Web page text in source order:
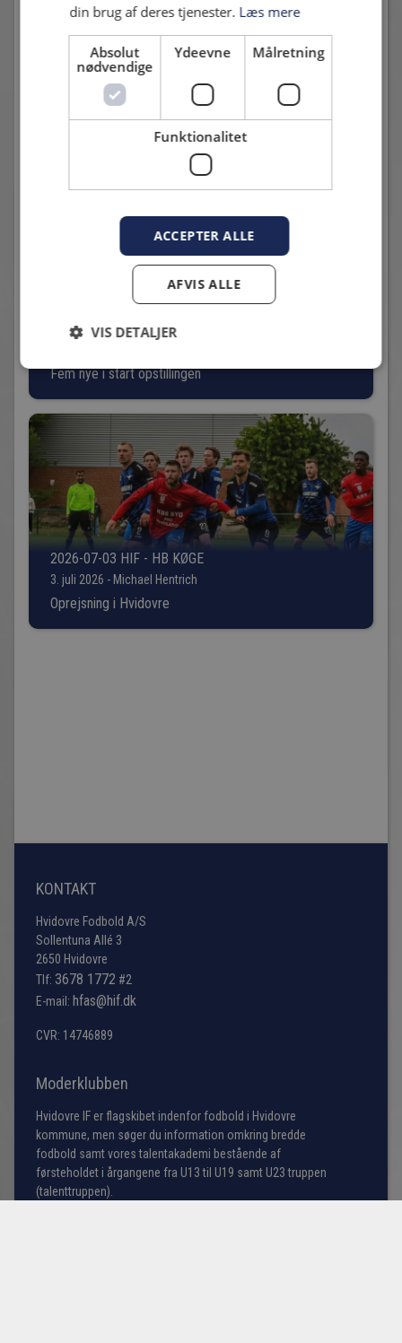
Husk at tage højde for myldretiden og tag hjemmefra i god
START XI MOD NÆSTVED I BETANO POKALEN
Fem nye i start opstillingen
2026-07-03 HIF - HB KØGE
3. juli 2026 - Michael Hentrich
Oprejsning i Hvidovre
KONTAKT
Hvidovre Fodbold A/S
Sollentuna Allé 3
2650 Hvidovre
Tlf: 3678 1772 #2
E-mail: hfas@hif.dk
CVR: 14746889
Moderklubben
Hvidovre IF er flagskibet indenfor fodbold i Hvidovre
kommune, men søger du information omkring bredde
fodbold samt vores talentakademi bestående af
førsteholdet i årgangene fra U13 til U19 samt U23 truppen
(talenttruppen).
din brug af deres tjenester. Læs mere
Absolut
nødvendige
Ydeevne Målretning
Funktionalitet
ACCEPTER ALLE
AFVIS ALLE
VIS DETALJER